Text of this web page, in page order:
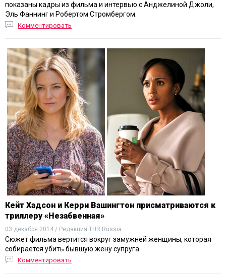
показаны кадры из фильма и интервью с Анджелиной Джоли,
Эль Фаннинг и Робертом Стромбергом.
Комментировать
Кейт Хадсон и Керри Вашингтон присматриваются к
триллеру «Незабвенная»
03 декабря 2014 / Редакция THR Russia
Сюжет фильма вертится вокруг замужней женщины, которая
собирается убить бывшую жену супруга.
Комментировать